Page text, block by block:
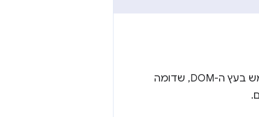
מספקת ממשק חזק לבדיקה ולשינוי של ה-DOM. אפשר להשתמש בעץ ה-DOM, שדומה